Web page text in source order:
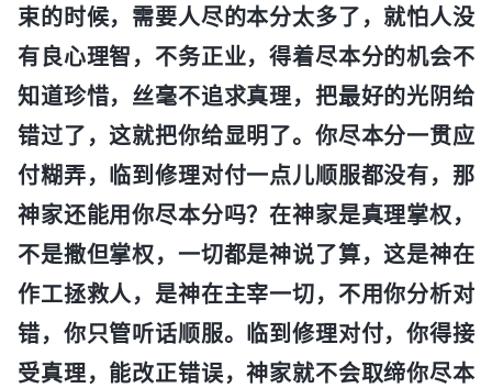
束的时候，需要人尽的本分太多了，就怕人没
有良心理智，不务正业，得着尽本分的机会不
知道珍惜，丝毫不追求真理，把最好的光阴给
错过了，这就把你给显明了。你尽本分一贯应
付糊弄，临到修理对付一点儿顺服都没有，那
神家还能用你尽本分吗？在神家是真理掌权，
不是撒但掌权，一切都是神说了算，这是神在
作工拯救人，是神在主宰一切，不用你分析对
错，你只管听话顺服。临到修理对付，你得接
受真理，能改正错误，神家就不会取缔你尽本